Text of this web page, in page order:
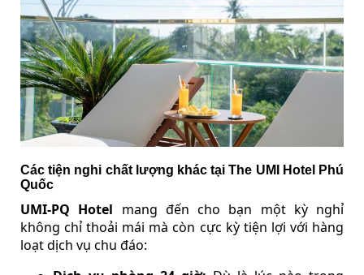
Các tiện nghi chất lượng khác tại The UMI Hotel Phú
Quốc
UMI-PQ Hotel mang đến cho bạn một kỳ nghỉ
không chỉ thoải mái mà còn cực kỳ tiện lợi với hàng
loạt dịch vụ chu đáo: